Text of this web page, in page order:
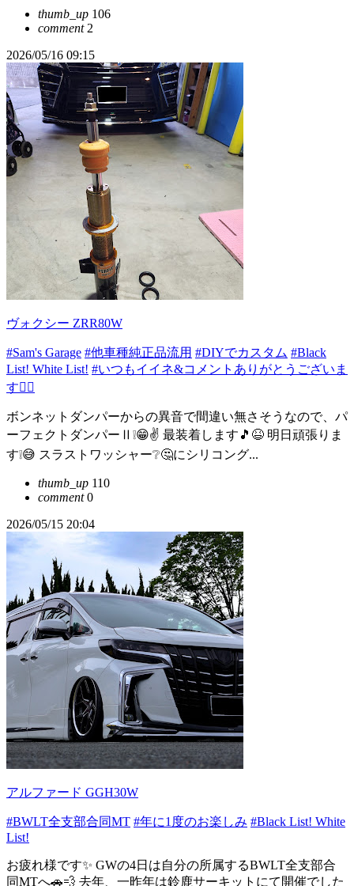
thumb_up 106
comment2
2026/05/16 09:15
ヴォクシー ZRR80W
#Sam's Garage #他車種純正品流用 #DIYでカスタム #Black
List! White List! #いつもイイネ&コメントありがとうございま
す🙇‍♂️
ボンネットダンパーからの異音で間違い無さそうなので、パ
ーフェクトダンパーⅡ❕😁✌ 最装着します🎵😆 明日頑張りま
す❕😅 スラストワッシャー❔🤔にシリコング...
thumb_up 110
comment0
2026/05/15 20:04
アルファード GGH30W
#BWLT全支部合同MT #年に1度のお楽しみ #Black List! White
List!
お疲れ様です✨ GWの4日は自分の所属するBWLT全支部合
同MTへ🚗💨 去年、一昨年は鈴鹿サーキットにて開催でした